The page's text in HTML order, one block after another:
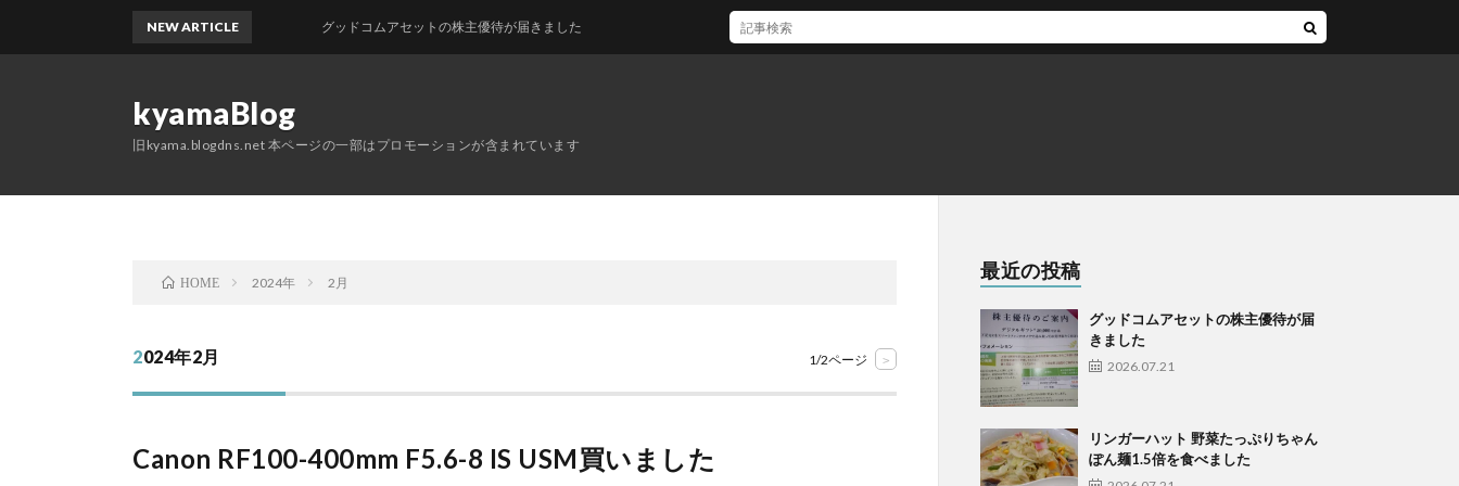
kyamaBlog
旧kyama.blogdns.net 本ページの一部はプロモーションが含まれています
NEW ARTICLEグッドコムアセットの株主優待が届きました
HOME 2024年 2月
2024年2月 1/2ページ >
Canon RF100-400mm F5.6-8 IS USM買いました
最近の投稿
グッドコムアセットの株主優待が届
きました
2026.07.21
リンガーハット 野菜たっぷりちゃん
ぽん麺1.5倍を食べました